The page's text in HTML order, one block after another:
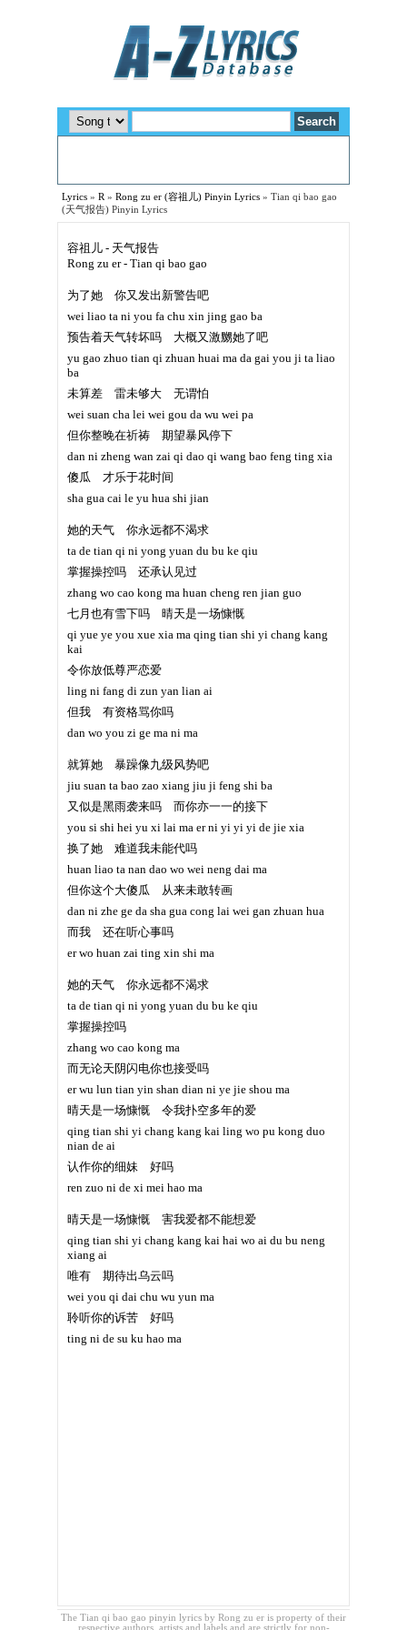
Lyrics » R » Rong zu er (容祖儿) Pinyin Lyrics » Tian qi bao gao
(天气报告) Pinyin Lyrics
容祖儿 - 天气报告
Rong zu er - Tian qi bao gao
为了她 你又发出新警告吧
wei liao ta ni you fa chu xin jing gao ba
预告着天气转坏吗 大概又激嬲她了吧
yu gao zhuo tian qi zhuan huai ma da gai you ji ta liao
ba
未算差 雷未够大 无谓怕
wei suan cha lei wei gou da wu wei pa
但你整晚在祈祷 期望暴风停下
dan ni zheng wan zai qi dao qi wang bao feng ting xia
傻瓜 才乐于花时间
sha gua cai le yu hua shi jian
她的天气 你永远都不渴求
ta de tian qi ni yong yuan du bu ke qiu
掌握操控吗 还承认见过
zhang wo cao kong ma huan cheng ren jian guo
七月也有雪下吗 晴天是一场慷慨
qi yue ye you xue xia ma qing tian shi yi chang kang
kai
令你放低尊严恋爱
ling ni fang di zun yan lian ai
但我 有资格骂你吗
dan wo you zi ge ma ni ma
就算她 暴躁像九级风势吧
jiu suan ta bao zao xiang jiu ji feng shi ba
又似是黑雨袭来吗 而你亦一一的接下
you si shi hei yu xi lai ma er ni yi yi yi de jie xia
换了她 难道我未能代吗
huan liao ta nan dao wo wei neng dai ma
但你这个大傻瓜 从来未敢转画
dan ni zhe ge da sha gua cong lai wei gan zhuan hua
而我 还在听心事吗
er wo huan zai ting xin shi ma
她的天气 你永远都不渴求
ta de tian qi ni yong yuan du bu ke qiu
掌握操控吗
zhang wo cao kong ma
而无论天阴闪电你也接受吗
er wu lun tian yin shan dian ni ye jie shou ma
晴天是一场慷慨 令我扑空多年的爱
qing tian shi yi chang kang kai ling wo pu kong duo
nian de ai
认作你的细妹 好吗
ren zuo ni de xi mei hao ma
晴天是一场慷慨 害我爱都不能想爱
qing tian shi yi chang kang kai hai wo ai du bu neng
xiang ai
唯有 期待出乌云吗
wei you qi dai chu wu yun ma
聆听你的诉苦 好吗
ting ni de su ku hao ma
The Tian qi bao gao pinyin lyrics by Rong zu er is property of their
respective authors, artists and labels and are strictly for non-